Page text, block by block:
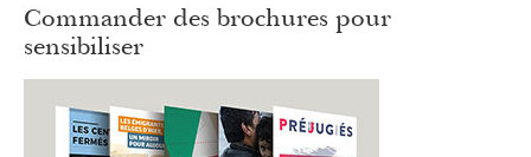
Commander des brochures pour
sensibiliser